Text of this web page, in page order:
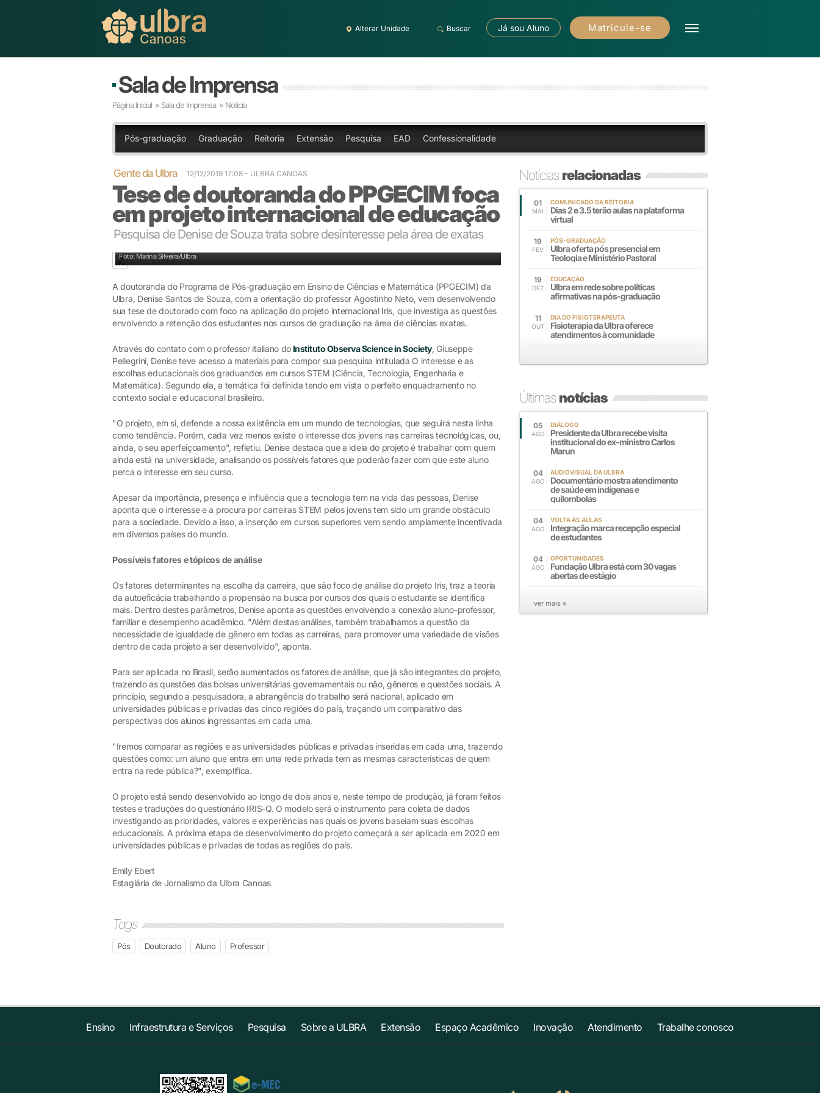
Alterar Unidade Buscar Já sou Aluno Matricule-se
Sala de Imprensa
Página Inicial » Sala de Imprensa » Notícia
Pós-graduação Graduação Reitoria Extensão Pesquisa EAD Confessionalidade
Gente da Ulbra 12/12/2019 17:08 - ULBRA CANOAS
Tese de doutoranda do PPGECIM foca
em projeto internacional de educação
Pesquisa de Denise de Souza trata sobre desinteresse pela área de exatas
Foto: Marina Silveira/Ulbra
A doutoranda do Programa de Pós-graduação em Ensino de Ciências e Matemática (PPGECIM) da
Ulbra, Denise Santos de Souza, com a orientação do professor Agostinho Neto, vem desenvolvendo
sua tese de doutorado com foco na aplicação do projeto internacional Iris, que investiga as questões
envolvendo a retenção dos estudantes nos cursos de graduação na área de ciências exatas.
Através do contato com o professor italiano do Instituto Observa Science in Society, Giuseppe
Pellegrini, Denise teve acesso a materiais para compor sua pesquisa intitulada O interesse e as
escolhas educacionais dos graduandos em cursos STEM (Ciência, Tecnologia, Engenharia e
Matemática). Segundo ela, a temática foi definida tendo em vista o perfeito enquadramento no
contexto social e educacional brasileiro.
"O projeto, em si, defende a nossa existência em um mundo de tecnologias, que seguirá nesta linha
como tendência. Porém, cada vez menos existe o interesse dos jovens nas carreiras tecnológicas, ou,
ainda, o seu aperfeiçoamento", refletiu. Denise destaca que a ideia do projeto é trabalhar com quem
ainda está na universidade, analisando os possíveis fatores que poderão fazer com que este aluno
perca o interesse em seu curso.
Apesar da importância, presença e influência que a tecnologia tem na vida das pessoas, Denise
aponta que o interesse e a procura por carreiras STEM pelos jovens tem sido um grande obstáculo
para a sociedade. Devido a isso, a inserção em cursos superiores vem sendo amplamente incentivada
em diversos países do mundo.
Possíveis fatores e tópicos de análise
Os fatores determinantes na escolha da carreira, que são foco de análise do projeto Iris, traz a teoria
da autoeficácia trabalhando a propensão na busca por cursos dos quais o estudante se identifica
mais. Dentro destes parâmetros, Denise aponta as questões envolvendo a conexão aluno-professor,
familiar e desempenho acadêmico. "Além destas análises, também trabalhamos a questão da
necessidade de igualdade de gênero em todas as carreiras, para promover uma variedade de visões
dentro de cada projeto a ser desenvolvido", aponta.
Para ser aplicada no Brasil, serão aumentados os fatores de análise, que já são integrantes do projeto,
trazendo as questões das bolsas universitárias governamentais ou não, gêneros e questões sociais. A
princípio, segundo a pesquisadora, a abrangência do trabalho será nacional, aplicado em
universidades públicas e privadas das cinco regiões do país, traçando um comparativo das
perspectivas dos alunos ingressantes em cada uma.
"Iremos comparar as regiões e as universidades públicas e privadas inseridas em cada uma, trazendo
questões como: um aluno que entra em uma rede privada tem as mesmas características de quem
entra na rede pública?", exemplifica.
O projeto está sendo desenvolvido ao longo de dois anos e, neste tempo de produção, já foram feitos
testes e traduções do questionário IRIS-Q. O modelo será o instrumento para coleta de dados
investigando as prioridades, valores e experiências nas quais os jovens baseiam suas escolhas
educacionais. A próxima etapa de desenvolvimento do projeto começará a ser aplicada em 2020 em
universidades públicas e privadas de todas as regiões do país.
Emily Ebert
Estagiária de Jornalismo da Ulbra Canoas
Tags
Pós Doutorado Aluno Professor
Notíciasrelacionadas
01
MAI
COMUNICADO DA REITORIA
Dias 2 e 3.5 terão aulas na plataforma
virtual
19
FEV
PÓS-GRADUAÇÃO
Ulbra oferta pós presencial em
Teologia e Ministério Pastoral
19
DEZ
EDUCAÇÃO
Ulbra em rede sobre políticas
afirmativas na pós-graduação
11
OUT
DIA DO FISIOTERAPEUTA
Fisioterapia da Ulbra oferece
atendimentos à comunidade
Últimasnotícias
05
AGO
DIÁLOGO
Presidente da Ulbra recebe visita
institucional do ex-ministro Carlos
Marun
04
AGO
AUDIOVISUAL DA ULBRA
Documentário mostra atendimento
de saúde em indígenas e
quilombolas
04
AGO
VOLTA ÀS AULAS
Integração marca recepção especial
de estudantes
04
AGO
OPORTUNIDADES
Fundação Ulbra está com 30 vagas
abertas de estágio
ver mais »
Ensino Infraestrutura e Serviços Pesquisa Sobre a ULBRA Extensão Espaço Acadêmico Inovação Atendimento Trabalhe conosco